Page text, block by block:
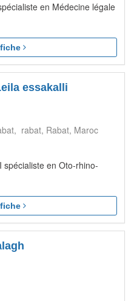
en Médecine légale
essakalli
rabat Rabat Maroc
spécialiste en Oto-rhino-